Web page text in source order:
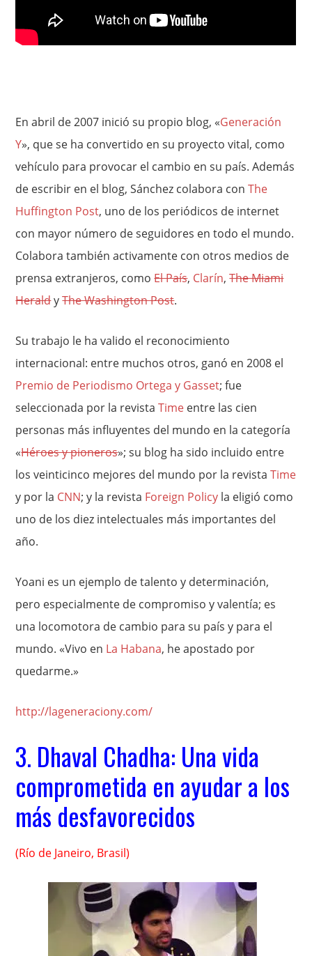
En abril de 2007 inició su propio blog, «Generación
Y», que se ha convertido en su proyecto vital, como
vehículo para provocar el cambio en su país. Además
de escribir en el blog, Sánchez colabora conThe
Huffington Post, uno de los periódicos de internet
con mayor número de seguidores en todo el mundo.
Colabora también activamente con otros medios de
prensa extranjeros, comoEl País, Clarín,The Miami
HeraldyThe Washington Post.
Su trabajo le ha valido el reconocimiento
internacional: entre muchos otros, ganó en 2008 el
Premio de Periodismo Ortega y Gasset; fue
seleccionada por la revistaTime entre las cien
personas más influyentes del mundo en la categoría
«Héroes y pioneros»; su blog ha sido incluido entre
los veinticinco mejores del mundo por la revistaTime
y por la CNN; y la revista Foreign Policy la eligió como
uno de los diez intelectuales más importantes del
año.
Yoani es un ejemplo de talento y determinación,
pero especialmente de compromiso y valentía; es
una locomotora de cambio para su país y para el
mundo. «Vivo en La Habana, he apostado por
quedarme.»
http://lageneraciony.com/
3. Dhaval Chadha: Una vida
comprometida en ayudar a los
más desfavorecidos
(Río de Janeiro, Brasil)